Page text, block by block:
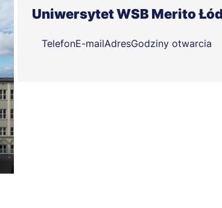
Uniwersytet WSB Merito
TelefonE-mailAdresGodziny otwarcia